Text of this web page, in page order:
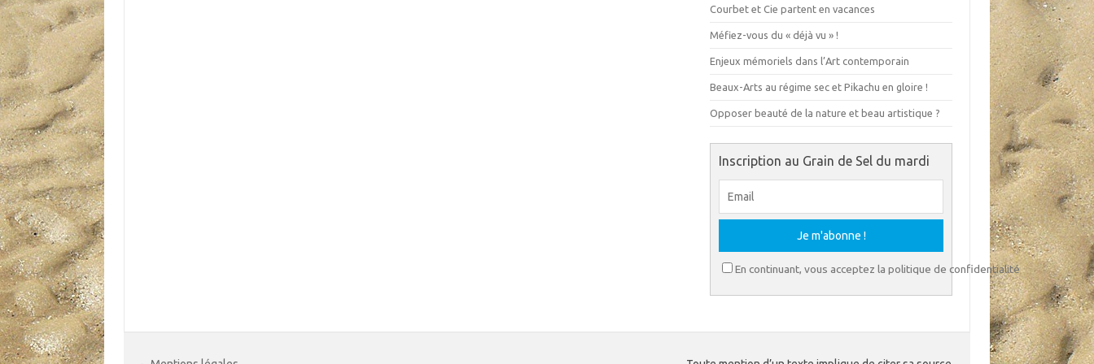
Courbet et Cie partent en vacances
Méfiez-vous du « déjà vu » !
Enjeux mémoriels dans l’Art contemporain
Beaux-Arts au régime sec et Pikachu en gloire !
Opposer beauté de la nature et beau artistique ?
Inscription au Grain de Sel du mardi
En continuant, vous acceptez la politique de confidentialité